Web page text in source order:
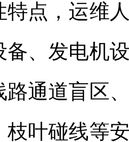
特点，运维
备、发电机
路通道盲区
枝叶碰线等